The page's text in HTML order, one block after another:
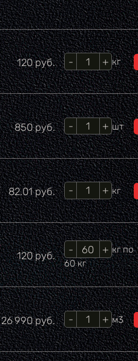
Цена
120 руб. Кол-во кг
Цена
850 руб. Кол-во шт
Цена
82.01 руб. Кол-во кг
Цена
120 руб.
Кол-во кгпо
60 кг
Цена
26 990 руб. Кол-во м3